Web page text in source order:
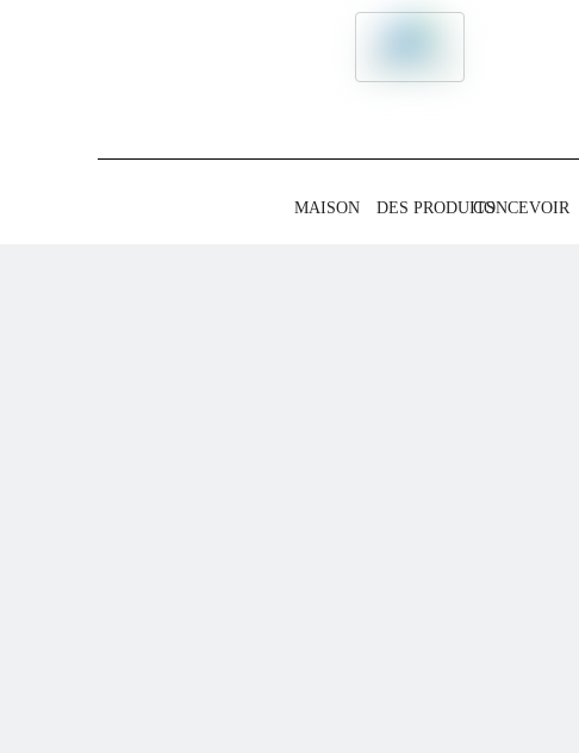
MAISON DES PRODUITSCONCEVOIR